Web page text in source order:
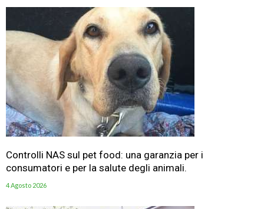
Controlli NAS sul pet food: una garanzia per i
consumatori e per la salute degli animali.
4 Agosto 2026